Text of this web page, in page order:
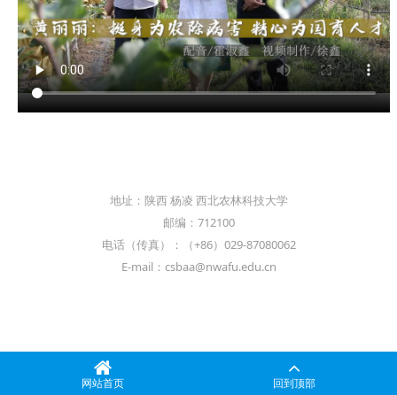
地址：陕西 杨凌 西北农林科技大学
邮编：712100
电话（传真）：（+86）029-87080062
E-mail：csbaa@nwafu.edu.cn
网站首页 回到顶部